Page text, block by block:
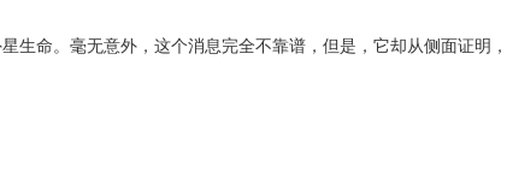
命。毫无意外，这个消息完全不靠谱，但是，它却从侧面证明